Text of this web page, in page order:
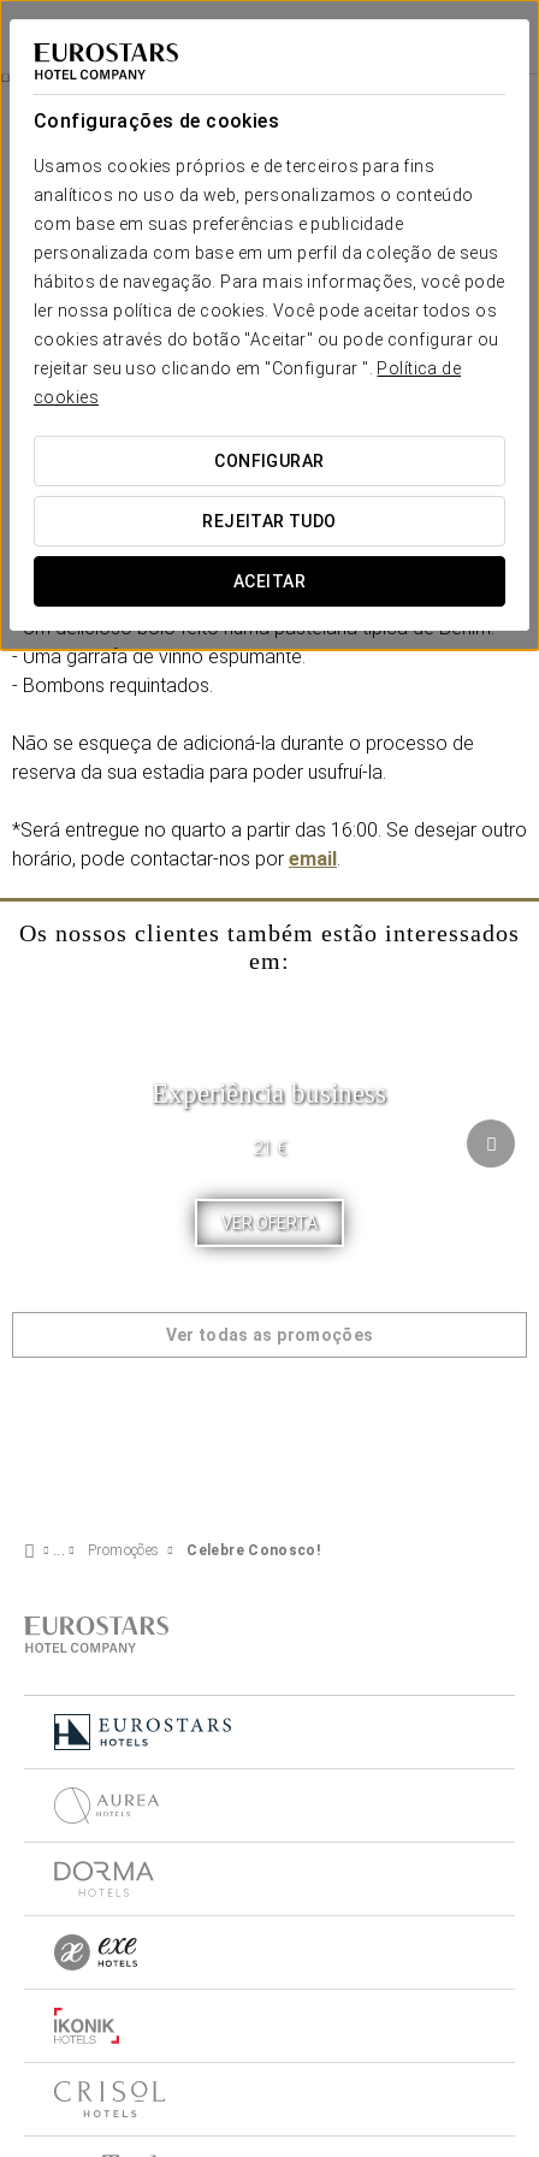
Configurações de cookies
Usamos cookies próprios e de terceiros para fins
analíticos no uso da web, personalizamos o conteúdo
com base em suas preferências e publicidade
personalizada com base em um perfil da coleção de seus
hábitos de navegação. Para mais informações, você pode
ler nossa política de cookies. Você pode aceitar todos os
cookies através do botão "Aceitar" ou pode configurar ou
rejeitar seu uso clicando em "Configurar ". Política de
cookies
CONFIGURAR
REJEITAR TUDO
ACEITAR
Eurostars Berlin
BERLIM
Celebre Conosco!
30 €
Celebre conosco!
Celebre o seu aniversário, data especial ou ocasião especial
da melhor forma com esta maravilhosa promoção.
Inclui:
- Um delicioso bolo feito numa pastelaria típica de Berlim.
- Uma garrafa de vinho espumante.
- Bombons requintados.
Não se esqueça de adicioná-la durante o processo de
reserva da sua estadia para poder usufruí-la.
*Será entregue no quarto a partir das 16:00. Se desejar outro
horário, pode contactar-nos por email.
Os nossos clientes também estão interessados
em:
Experiência business
21 €
VER OFERTA
Ver todas as promoções
Promoções Celebre Conosco!